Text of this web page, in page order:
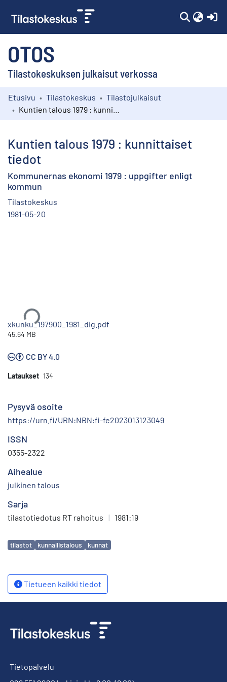
OTOS
Tilastokeskuksen julkaisut verkossa
Kokoelmat
Etusivu Tilastokeskus
Tilastojulkaisut
Kuntien talous 1979 : kunnittaiset
tiedot
Kommunernas ekonomi 1979 : uppgifter enligt
kommun
Tilastokeskus
1981-05-20
xkunku_197900_1981_dig.pdf
45.64 MB
CC BY 4.0
Lataukset 134
Pysyvä osoite
https://urn.fi/URN:NBN:fi-fe2023013123049
ISSN
0355-2322
Aihealue
julkinen talous
Sarja
tilastotiedotus RT rahoitus | 1981:19
Avainsanat
tilastot kunnallistalous kunnat
Tietueen kaikki tiedot
Tietopalvelu